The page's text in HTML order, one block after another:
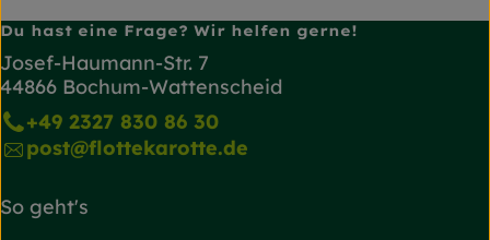
Du hast eine Frage? Wir helfen gerne!
Josef-Haumann-Str. 7
44866 Bochum-Wattenscheid
+49 2327 830 86 30
post@flottekarotte.de
So geht's